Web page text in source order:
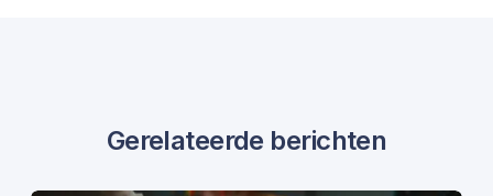
Gerelateerde berichten